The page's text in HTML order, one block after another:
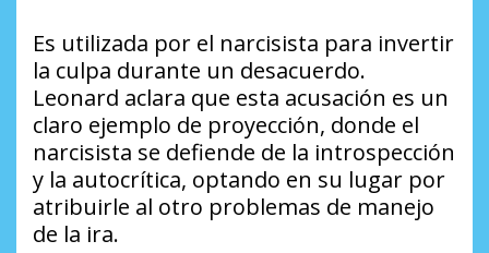
Es utilizada por el narcisista para invertir
la culpa durante un desacuerdo.
Leonard aclara que esta acusación es un
claro ejemplo de proyección, donde el
narcisista se defiende de la introspección
y la autocrítica, optando en su lugar por
atribuirle al otro problemas de manejo
de la ira.